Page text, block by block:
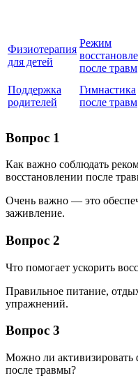
Физиотерапия
для детей
Режим
после травм
Поддержка
родителей
Гимнастика
после травм
Вопрос 1
Как важно соблюдать
восстановлении после
Очень важно — это
заживление.
Вопрос 2
Что помогает ускорить
Правильное питание,
упражнений.
Вопрос 3
Можно ли активизировать
после травмы?